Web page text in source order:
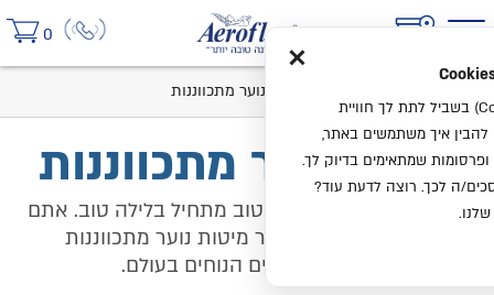
0
מיטות נוער מתכווננות
מיטות נוער מתכווננות
גם הצעירים יודעים שיום טוב מתחיל בלילה טוב. אתם
מוזמנים להתרשם ממבחר מיטות נוער מתכווננות
ומעוצבות בשילוב המזרנים הנוחים בעולם.
×
אנחנו משתמשים בעוגיות (Cookies) בשביל לתת לך חוויית
להבין איך משתמשים באתר,
שמתאימים בדיוק לך.
ה לכך. רוצה לדעת עוד?